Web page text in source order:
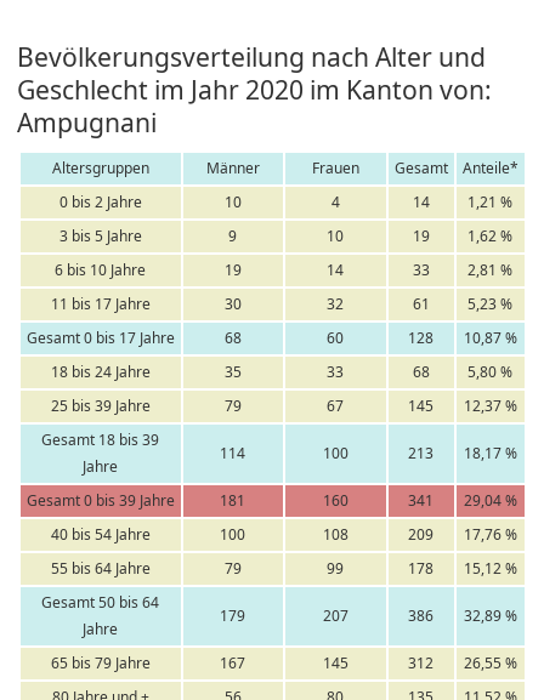
Bevölkerungsverteilung nach Alter und
Geschlecht im Jahr 2020 im Kanton von:
Ampugnani
Altersgruppen Männer Frauen Gesamt
Anteile*
0 bis 2 Jahre
10 4 14
1,21 %
3 bis 5 Jahre
9 10 19
1,62 %
6 bis 10 Jahre
19 14 33
2,81 %
11 bis 17 Jahre
30 32 61
5,23 %
Gesamt 0 bis 17 Jahre
68 60 128
10,87 %
18 bis 24 Jahre
35 33 68
5,80 %
25 bis 39 Jahre
79 67 145
12,37 %
Gesamt 18 bis 39
Jahre
114 100 213 18,17 %
Gesamt 0 bis 39 Jahre 181 160 341
29,04 %
40 bis 54 Jahre
100 108 209
17,76 %
55 bis 64 Jahre
79 99 178
15,12 %
Gesamt 50 bis 64
Jahre
179 207 386 32,89 %
65 bis 79 Jahre 167 145 312
26,55 %